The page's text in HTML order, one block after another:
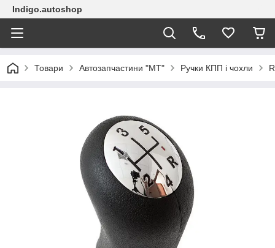
Indigo.autoshop
Товари Автозапчастини "МТ" Ручки КПП і чохли